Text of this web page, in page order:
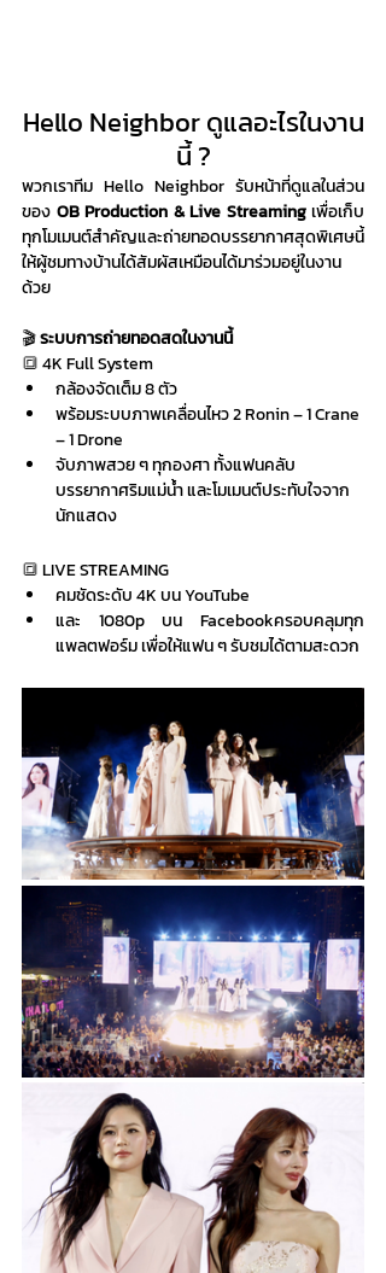
Hello Neighbor ดูแลอะไรในงาน
นี้ ?
พวกเราทีม Hello Neighbor รับหน้าที่ดูแลในส่วน
ของ OB Production & Live Streaming เพื่อเก็บ
ทุกโมเมนต์สำคัญและถ่ายทอดบรรยากาศสุดพิเศษนี้
ให้ผู้ชมทางบ้านได้สัมผัสเหมือนได้มาร่วมอยู่ในงาน
ด้วย
🎬 ระบบการถ่ายทอดสดในงานนี้
🔳 4K Full System
กล้องจัดเต็ม 8 ตัว
พร้อมระบบภาพเคลื่อนไหว 2 Ronin – 1 Crane
– 1 Drone
จับภาพสวย ๆ ทุกองศา ทั้งแฟนคลับ
บรรยากาศริมแม่น้ำ และโมเมนต์ประทับใจจาก
นักแสดง
🔳 LIVE STREAMING
คมชัดระดับ 4K บน YouTube
และ 1080p บน Facebookครอบคลุมทุก
แพลตฟอร์ม เพื่อให้แฟน ๆ รับชมได้ตามสะดวก